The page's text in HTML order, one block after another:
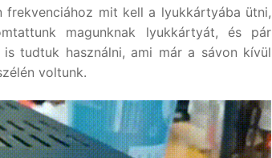
mit kell a lyukkártyába ütni,
magunknak lyukkártyát, és pár
tudtuk használni, ami már a sávon kívül
voltunk.